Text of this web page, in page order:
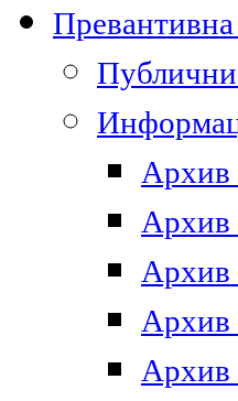
Публични
Архив
Архив
Архив
Архив
Архив